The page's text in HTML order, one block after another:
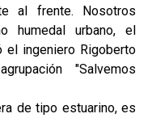
al frente. Nosotros
humedal urbano, el
el ingeniero Rigoberto
"Salvemos
de tipo estuarino, es